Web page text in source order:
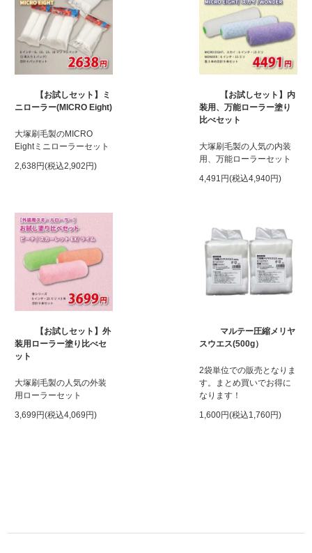
【お試しセット】ミ
ニローラー(MICRO Eight)
大塚刷毛製のMICRO
Eightミニローラーセット
2,638円(税込2,902円)
【お試しセット】内
装用、万能ローラー塗り
比べセット
大塚刷毛製の人気の内装
用、万能ローラーセット
4,491円(税込4,940円)
【お試しセット】外
装用ローラー塗り比べセ
ット
大塚刷毛製の人気の外装
用ローラーセット
3,699円(税込4,069円)
マルテー圧縮メリヤ
スウエス(500g）
2袋単位での販売となりま
す。まとめ買いでお得に
なります！
1,600円(税込1,760円)